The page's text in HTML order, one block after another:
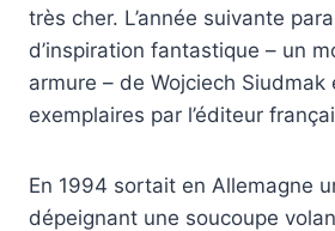
très cher. L’année suivante
d’inspiration fantastique – un
armure – de Wojciech Siudmak
exemplaires par l’éditeur
En 1994 sortait en Allemagne
dépeignant une soucoupe